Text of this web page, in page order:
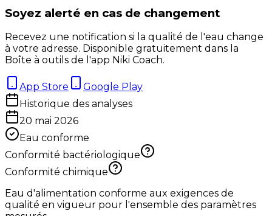
Soyez alerté en cas de changement
Recevez une notification si la qualité de l'eau change
à votre adresse. Disponible gratuitement dans la
Boîte à outils de l'app Niki Coach.
App Store
Google Play
Historique des analyses
20 mai 2026
Eau conforme
Conformité bactériologique
Conformité chimique
Eau d'alimentation conforme aux exigences de
qualité en vigueur pour l'ensemble des paramètres